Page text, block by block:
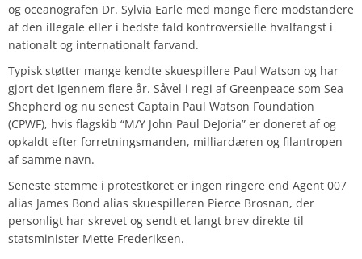
og oceanografen Dr. Sylvia Earle med mange flere modstandere
af den illegale eller i bedste fald kontroversielle hvalfangst i
nationalt og internationalt farvand.
Typisk støtter mange kendte skuespillere Paul Watson og har
gjort det igennem flere år. Såvel i regi af Greenpeace som Sea
Shepherd og nu senest Captain Paul Watson Foundation
(CPWF), hvis flagskib “M/Y John Paul DeJoria” er doneret af og
opkaldt efter forretningsmanden, milliardæren og filantropen
af samme navn.
Seneste stemme i protestkoret er ingen ringere end Agent 007
alias James Bond alias skuespilleren Pierce Brosnan, der
personligt har skrevet og sendt et langt brev direkte til
statsminister Mette Frederiksen.